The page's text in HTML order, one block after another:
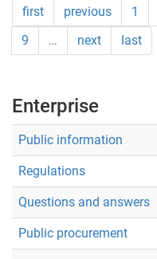
first previous 1
9
… next last
Enterprise
Public information
Regulations
Questions and answers
Public procurement